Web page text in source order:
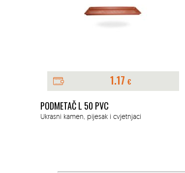
1.17 €
PODMETAČ L 50 PVC
Ukrasni kamen, pijesak i cvjetnjaci